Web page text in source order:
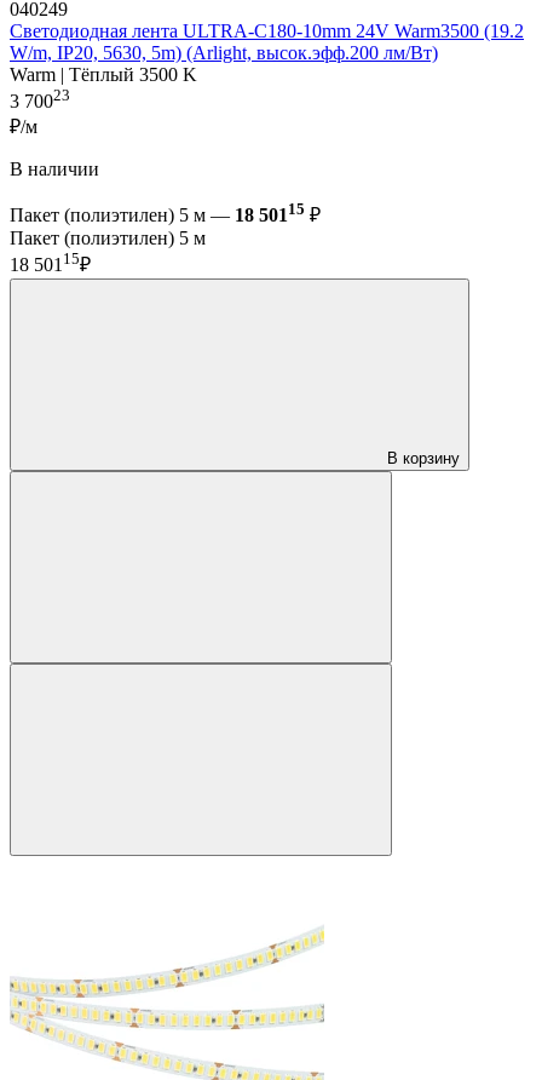
040249
Светодиодная лента ULTRA-C180-10mm 24V Warm3500 (19.2
W/m, IP20, 5630, 5m) (Arlight, высок.эфф.200 лм/Вт)
Warm | Тёплый 3500 K
3 70023
₽/м
В наличии
Пакет (полиэтилен) 5 м — 18 50115 ₽
Пакет (полиэтилен) 5 м
18 50115₽
В корзину